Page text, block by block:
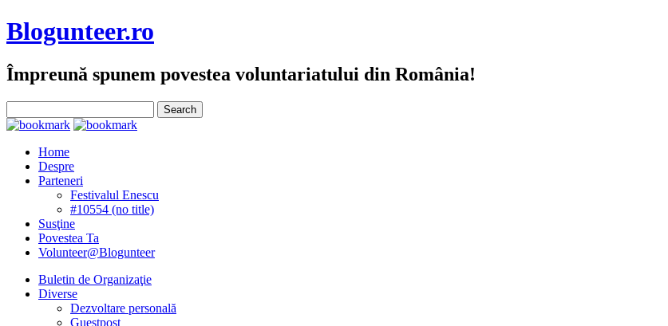
Blogunteer.ro
Împreună spunem povestea voluntariatului din România!
Home
Despre
Parteneri
Festivalul Enescu
#10554 (no title)
Susţine
Povestea Ta
Volunteer@Blogunteer
Buletin de Organizaţie
Diverse
Dezvoltare personală
Guestpost